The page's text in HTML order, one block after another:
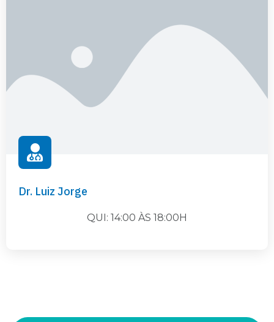
Dr. Luiz Jorge
QUI: 14:00 ÀS 18:00H